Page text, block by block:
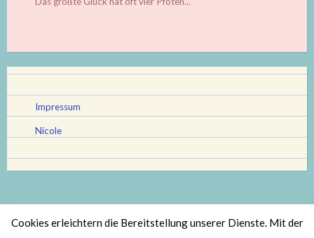
Impressum
Nicole
Cookies erleichtern die Bereitstellung unserer Dienste. Mit der